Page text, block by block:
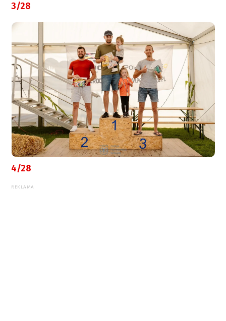
3/28
4/28
REKLAMA